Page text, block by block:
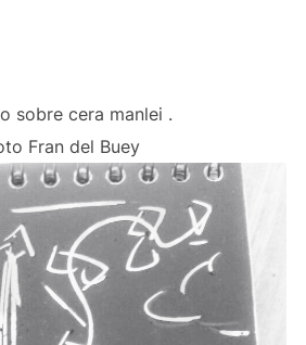
sobre cera manlei .
Fran del Buey